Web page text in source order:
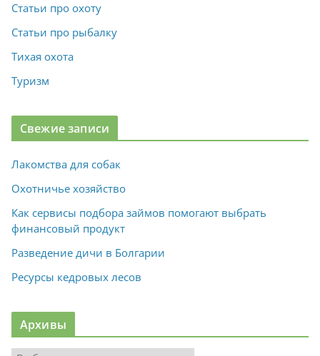
Статьи про охоту
Статьи про рыбалку
Тихая охота
Туризм
Свежие записи
Лакомства для собак
Охотничье хозяйство
Как сервисы подбора займов помогают выбрать
финансовый продукт
Разведение дичи в Болгарии
Ресурсы кедровых лесов
Архивы